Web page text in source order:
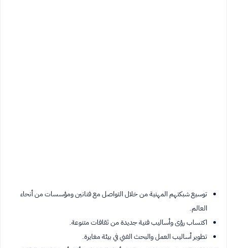
توسيع شبكتهم المهنية من خلال التواصل مع فنانين ومؤسسات من أنحاء
العالم.
اكتساب رؤى وأساليب فنية جديدة من ثقافات متنوعة.
تطوير أساليب العمل والبحث الفني في بيئة مغايرة.